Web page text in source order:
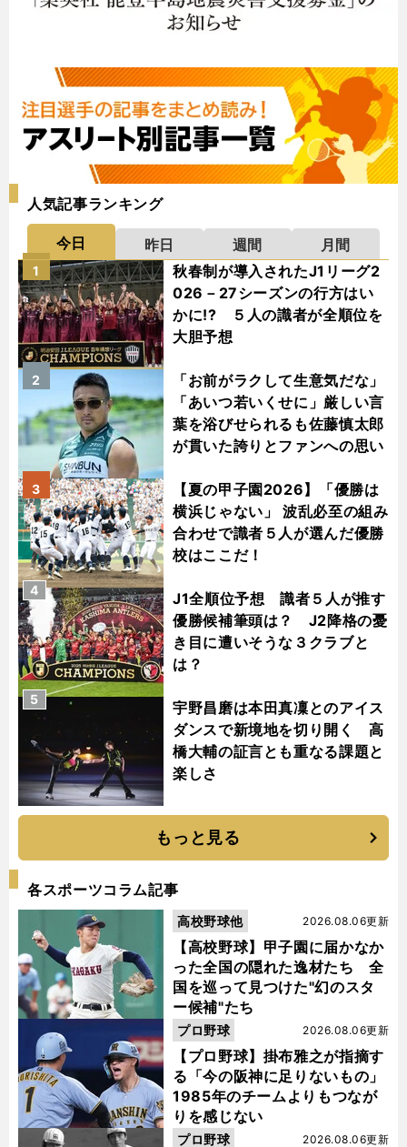
人気記事ランキング
今日 昨日 週間
月間
秋春制が導入されたJ1リーグ2
026－27シーズンの行方はい
かに!? ５人の識者が全順位を
大胆予想
1
「お前がラクして生意気だな」
「あいつ若いくせに」厳しい言
葉を浴びせられるも佐藤慎太郎
が貫いた誇りとファンへの思い
2
【夏の甲子園2026】「優勝は
横浜じゃない」 波乱必至の組み
合わせで識者５人が選んだ優勝
校はここだ！
3
J1全順位予想 識者５人が推す
優勝候補筆頭は？ J2降格の憂
き目に遭いそうな３クラブと
は？
4
宇野昌磨は本田真凜とのアイス
ダンスで新境地を切り開く 高
橋大輔の証言とも重なる課題と
楽しさ
5
もっと見る
各スポーツコラム記事
【高校野球】甲子園に届かなか
った全国の隠れた逸材たち 全
国を巡って見つけた"幻のスタ
ー候補"たち
2026.08.06更新
高校野球他
【プロ野球】掛布雅之が指摘す
る「今の阪神に足りないもの」
1985年のチームよりもつなが
りを感じない
2026.08.06更新
プロ野球
2026.08.06更新
プロ野球